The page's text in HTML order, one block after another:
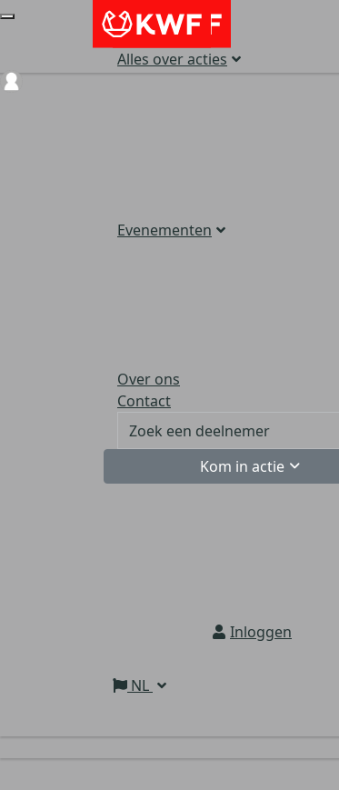
Alles over acties
Evenementen
Over ons
Contact
Kom in actie
Inloggen
NL